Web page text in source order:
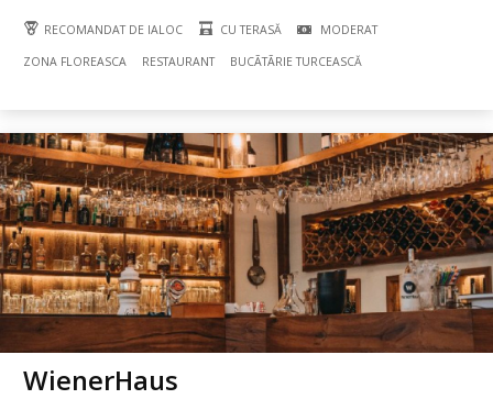
RECOMANDAT DE IALOC CU TERASĂ MODERAT
ZONA FLOREASCA RESTAURANT BUCÃTÃRIE TURCEASCĂ
WienerHaus